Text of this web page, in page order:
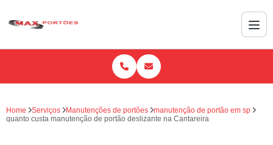
Home Serviços Manutenções de portões
manutenção de portão em sp
quanto custa manutenção de portão deslizante na Cantareira